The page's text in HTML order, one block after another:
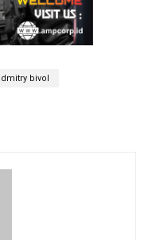
dmitry bivol